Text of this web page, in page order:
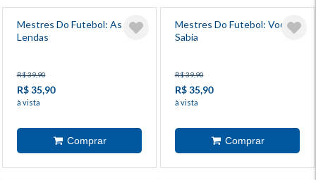
Mestres Do Futebol: As
Lendas
R$ 39,90
R$ 35,90
à vista
Mestres Do Futebol: Você
Sabia
R$ 39,90
R$ 35,90
à vista